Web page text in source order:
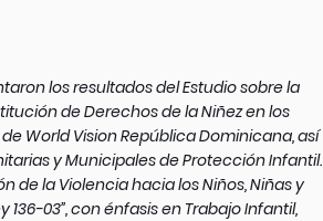
los resultados del Estudio sobre la
de Derechos de la Niñez en los
World Vision República Dominicana, así
y Municipales de Protección Infantil.
de la Violencia hacia los Niños, Niñas y
03”, con énfasis en Trabajo Infantil,